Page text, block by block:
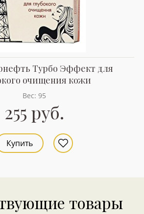
Турбо Эффект для
очищения кожи
Вес: 95
255 руб.
Купить
товары